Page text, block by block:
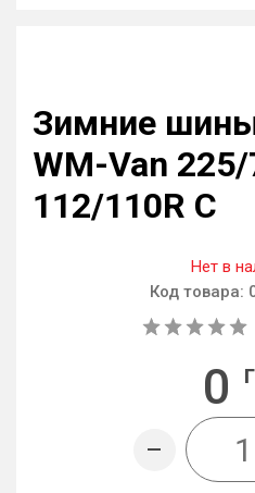
Зимние
WM-Van
112/110R C
Нет в
Код товара:
0